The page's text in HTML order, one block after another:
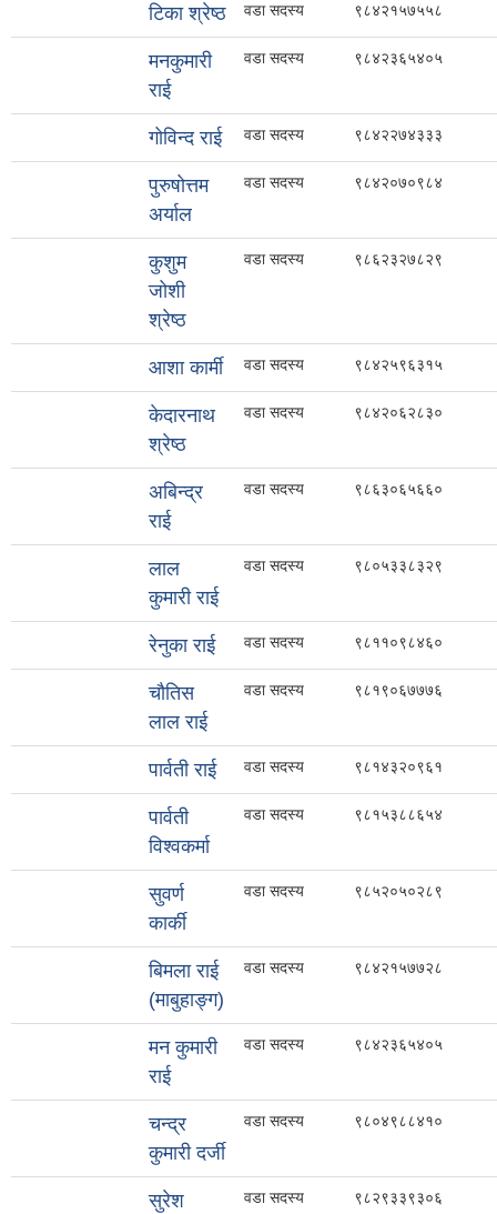
टिका श्रेष्ठ वडा सदस्य ९८४२१५७५५८
मनकुमारी
राई
वडा सदस्य ९८४२३६५४०५
गोविन्द राई वडा सदस्य ९८४२२७४३३३
पुरुषोत्तम
अर्याल
वडा सदस्य ९८४२०७०९८४
कुशुम
जोशी
श्रेष्ठ
वडा सदस्य ९८६२३२७८२९
आशा कार्मी वडा सदस्य ९८४२५९६३१५
केदारनाथ
श्रेष्ठ
वडा सदस्य ९८४२०६२८३०
अबिन्द्र
राई
वडा सदस्य ९८६३०६५६६०
लाल
कुमारी राई
वडा सदस्य ९८०५३३८३२९
रेनुका राई वडा सदस्य ९८११०९८४६०
चौतिस
लाल राई
वडा सदस्य ९८१९०६७७७६
पार्वती राई वडा सदस्य ९८१४३२०९६१
पार्वती
विश्वकर्मा
वडा सदस्य ९८१५३८८६५४
सुवर्ण
कार्की
वडा सदस्य ९८५२०५०२८९
बिमला राई
(माबुहाङ्ग)
वडा सदस्य ९८४२१५७७२८
मन कुमारी
राई
वडा सदस्य ९८४२३६५४०५
चन्द्र
कुमारी दर्जी
वडा सदस्य ९८०४९८८४१०
सुरेश
वडा सदस्य ९८२९३३९३०६